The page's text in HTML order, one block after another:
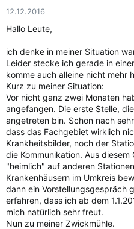
12.12.2016
Hallo Leute,
ich denke in meiner Situation
Leider stecke ich gerade in
komme auch alleine nicht mehr
Kurz zu meiner Situation:
Vor nicht ganz zwei Monaten
angefangen. Die erste Stelle,
angetreten bin. Schon nach
dass das Fachgebiet wirklich
Krankheitsbilder, noch der
die Kommunikation. Aus
"heimlich" auf anderen
Krankenhäusern im Umkreis
dann ein Vorstellungsgespräch
erfahren, dass ich ab dem
mich natürlich sehr freut.
Nun zu meiner Zwickmühle.